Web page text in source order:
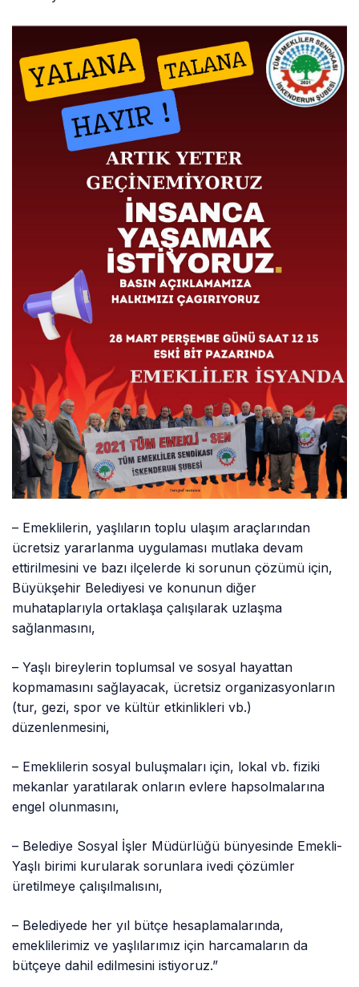
– Emeklilerin, yaşlıların toplu ulaşım araçlarından
ücretsiz yararlanma uygulaması mutlaka devam
ettirilmesini ve bazı ilçelerde ki sorunun çözümü için,
Büyükşehir Belediyesi ve konunun diğer
muhataplarıyla ortaklaşa çalışılarak uzlaşma
sağlanmasını,
– Yaşlı bireylerin toplumsal ve sosyal hayattan
kopmamasını sağlayacak, ücretsiz organizasyonların
(tur, gezi, spor ve kültür etkinlikleri vb.)
düzenlenmesini,
– Emeklilerin sosyal buluşmaları için, lokal vb. fiziki
mekanlar yaratılarak onların evlere hapsolmalarına
engel olunmasını,
– Belediye Sosyal İşler Müdürlüğü bünyesinde Emekli-
Yaşlı birimi kurularak sorunlara ivedi çözümler
üretilmeye çalışılmalısını,
– Belediyede her yıl bütçe hesaplamalarında,
emeklilerimiz ve yaşlılarımız için harcamaların da
bütçeye dahil edilmesini istiyoruz.”